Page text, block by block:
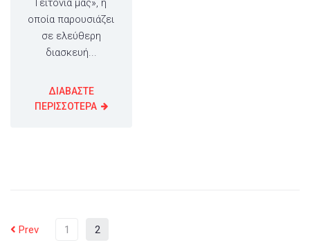
Γειτονιά μας», η
οποία παρουσιάζει
σε ελεύθερη
διασκευή...
ΔΙΑΒΑΣΤΕ
ΠΕΡΙΣΣΟΤΕΡΑ
Prev 1 2